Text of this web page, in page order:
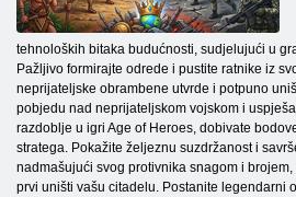
tehnoloških bitaka budućnosti, sudjelujući u
Pažljivo formirajte odrede i pustite ratnike iz
neprijateljske obrambene utvrde i potpuno
pobjedu nad neprijateljskom vojskom i
razdoblje u igri Age of Heroes, dobivate
stratega. Pokažite željeznu suzdržanost i
nadmašujući svog protivnika snagom i
prvi uništi vašu citadelu. Postanite legendarni